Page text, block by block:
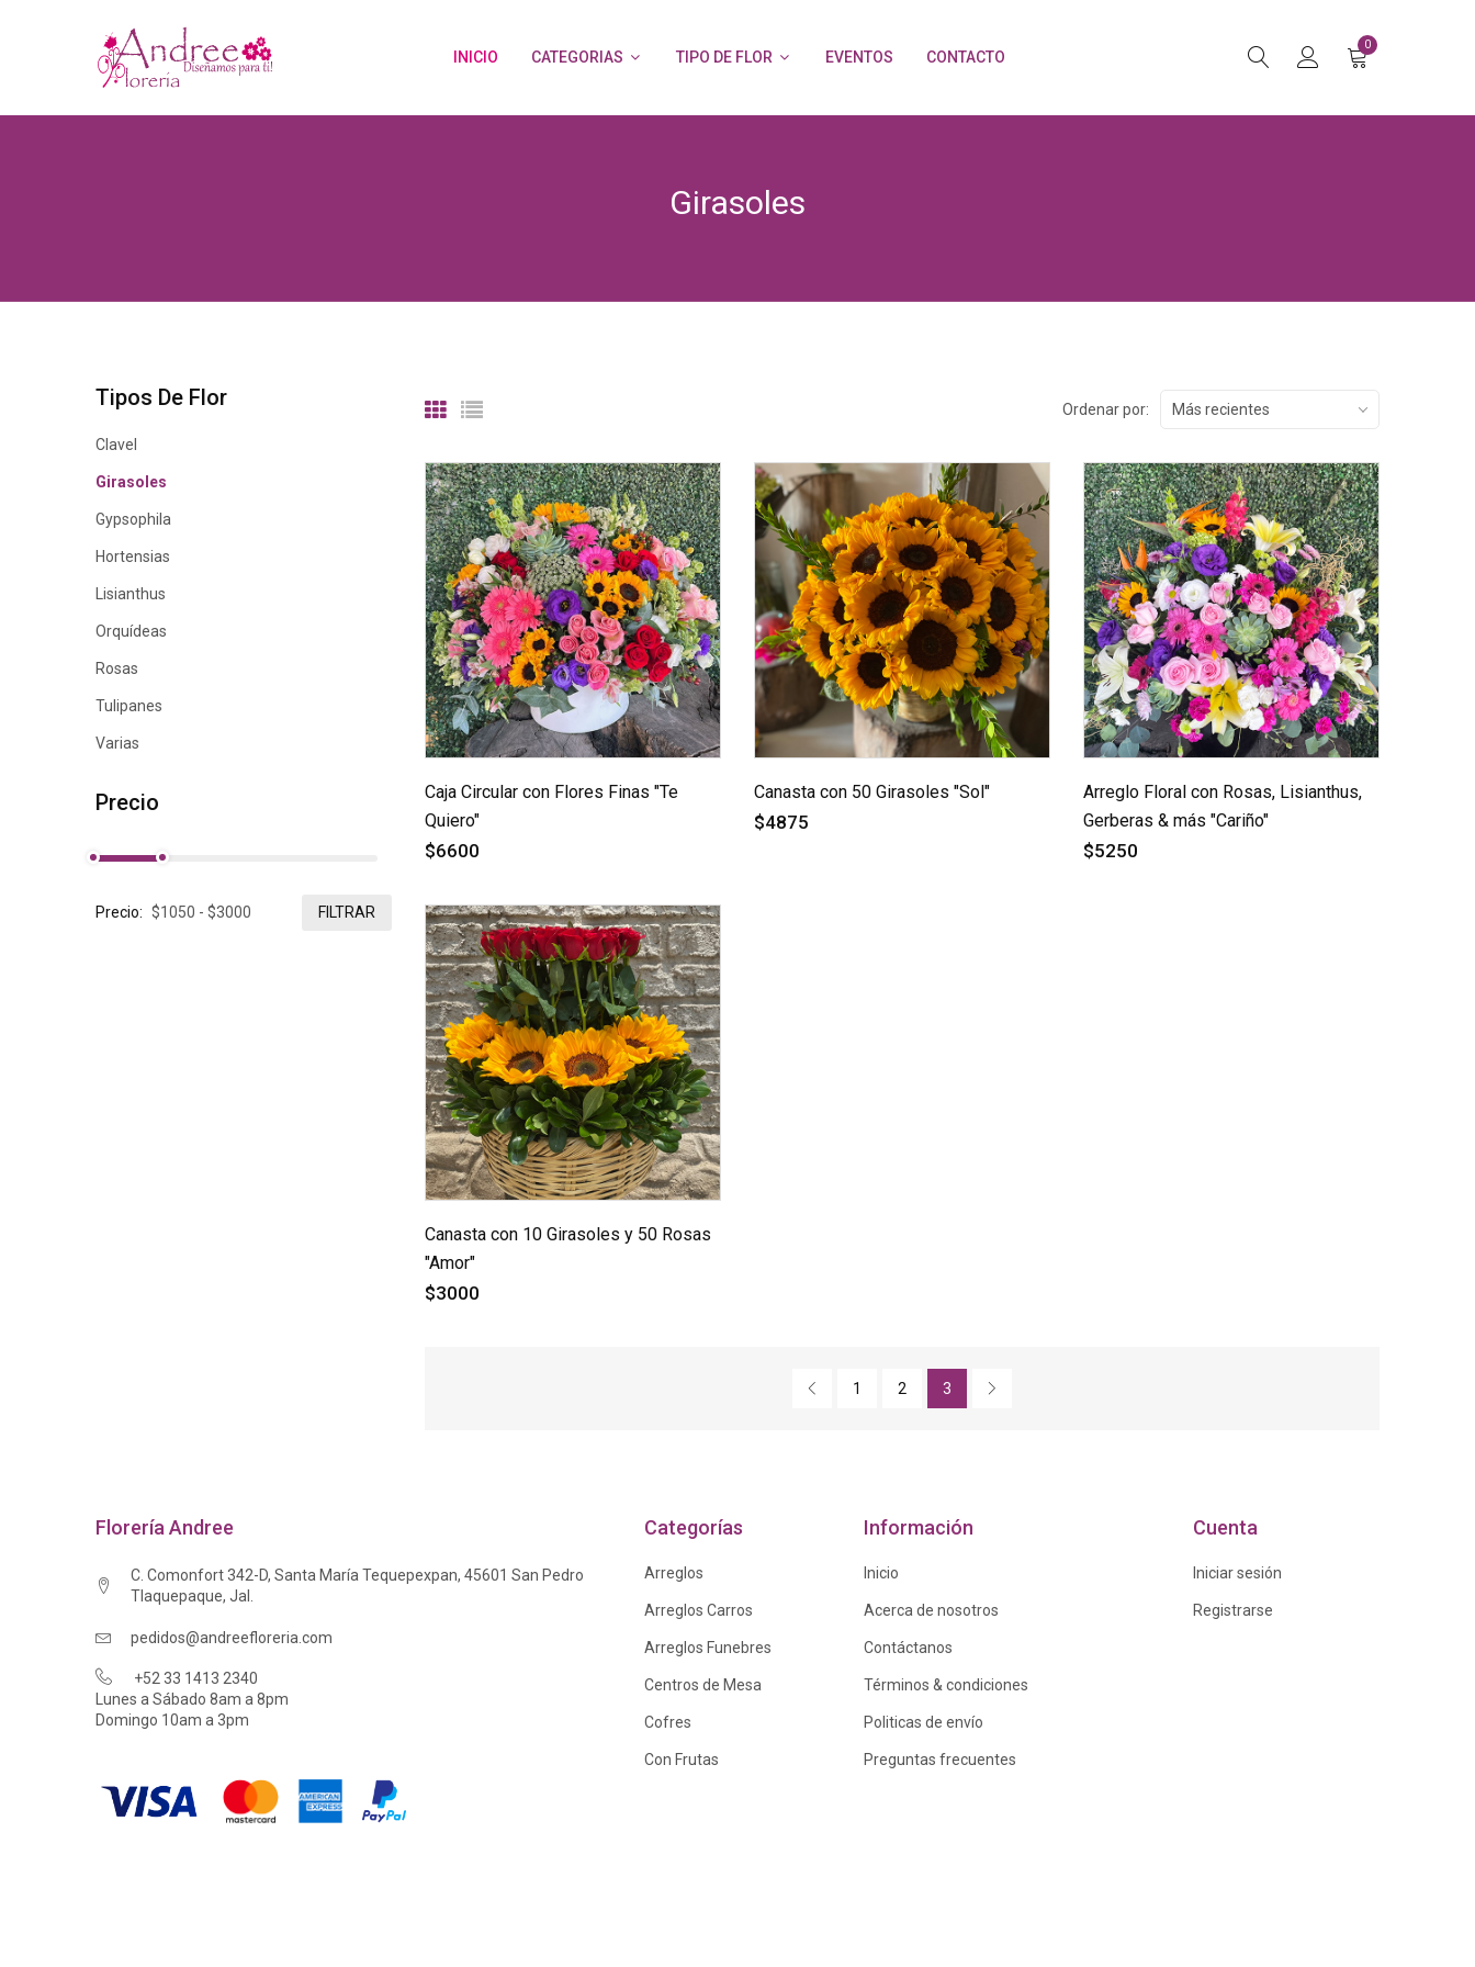
INICIO CATEGORIAS TIPO DE FLOR EVENTOS CONTACTO
0
Girasoles
Tipos De Flor
Clavel
Girasoles
Gypsophila
Hortensias
Lisianthus
Orquídeas
Rosas
Tulipanes
Varias
Precio
Precio: FILTRAR
Ordenar por: Más recientes
Caja Circular con Flores Finas "Te
Quiero"
$6600
Canasta con 50 Girasoles "Sol"
$4875
Arreglo Floral con Rosas, Lisianthus,
Gerberas & más "Cariño"
$5250
Canasta con 10 Girasoles y 50 Rosas
"Amor"
$3000
1 2 3
Florería Andree
C. Comonfort 342-D, Santa María Tequepexpan, 45601 San Pedro
Tlaquepaque, Jal.
pedidos@andreefloreria.com
+52 33 1413 2340
Lunes a Sábado 8am a 8pm
Domingo 10am a 3pm
Categorías
Arreglos
Arreglos Carros
Arreglos Funebres
Centros de Mesa
Cofres
Con Frutas
Información
Inicio
Acerca de nosotros
Contáctanos
Términos & condiciones
Politicas de envío
Preguntas frecuentes
Cuenta
Iniciar sesión
Registrarse